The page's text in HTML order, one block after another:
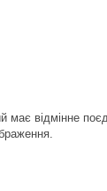
має відмінне